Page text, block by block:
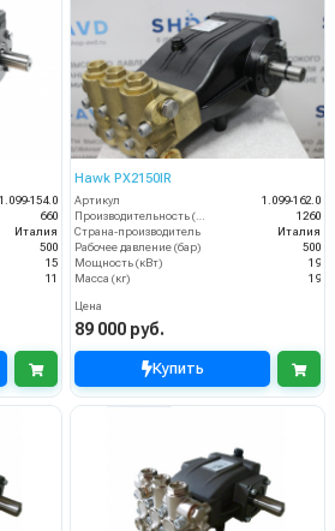
1.099-154.0
660
Италия
500
15
11
Hawk PX2150IR
Артикул
1.099-162.0
Производительность (л/ч)
1260
Страна-производитель
Италия
Рабочее давление (бар)
500
Мощность (кВт)
19
Масса (кг)
19
Цена
89 000 руб.
Купить